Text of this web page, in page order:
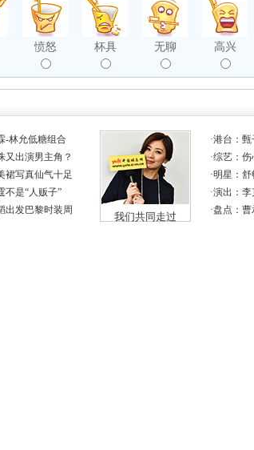
愤怒 杯具 无聊 高兴